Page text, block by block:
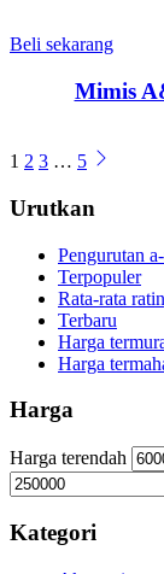
Beli sekarang
Mimis
1 2 3 … 5
Urutkan
Pengurutan
Terpopuler
Rata-rata
Terbaru
Harga
Harga
Harga
Harga terendah
Kategori